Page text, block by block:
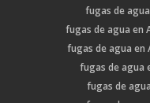
fugas de
fugas de agua en
fugas de agua en
fugas de agua
fugas de